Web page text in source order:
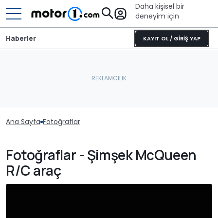
Daha kişisel bir
deneyim için
KAYIT OL / GİRİŞ YAP
Haberler
Ana Sayfa Fotoğraflar
Fotoğraflar - Şimşek McQueen
R/C araç